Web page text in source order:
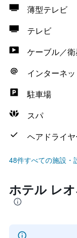
薄型テレビ
テレビ
ケーブル／
インターネッ
駐車場
スパ
ヘアドライ
48件すべての施設・
ホテル レ